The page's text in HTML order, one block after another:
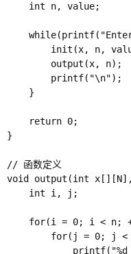
    int n, value;
init(x, n,
output(x, n);
        printf("\n");
    }
    return 0;
}
// 函数定义
void output(int
    int i, j;
for(i = 0; i < n;
for(j = 0; j <
printf("%d